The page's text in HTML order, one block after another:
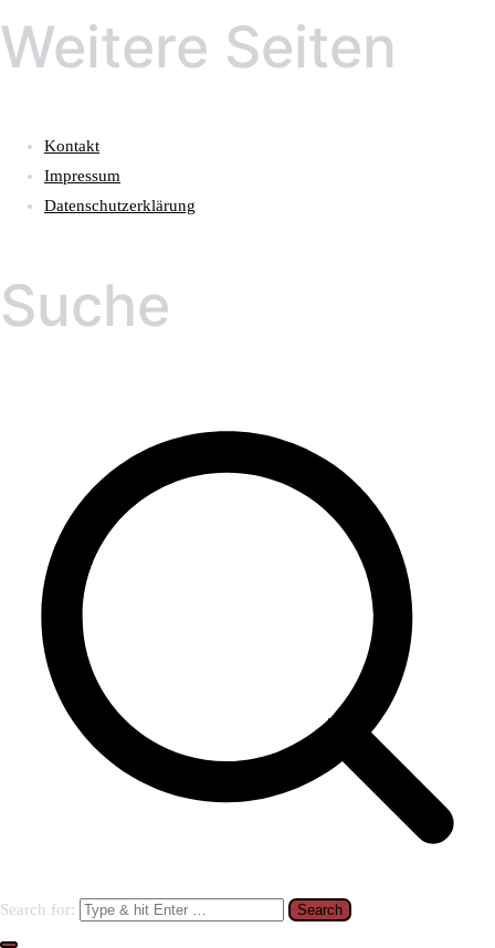
Weitere Seiten
Kontakt
Impressum
Datenschutzerklärung
Suche
Search for: